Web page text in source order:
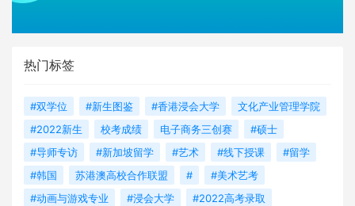
热门标签
#双学位 #新生图鉴 #香港浸会大学
文化产业管理学院
#2022新生
校考成绩 电子商务三创赛
#硕士
#导师专访
#新加坡留学 #艺术 #线下授课
#留学
#韩国
苏港澳高校合作联盟 #
#美术艺考
#动画与游戏专业
#浸会大学
#2022高考录取